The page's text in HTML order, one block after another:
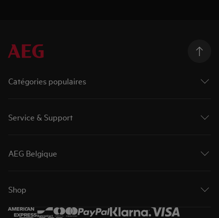
Catégories populaires
Service & Support
AEG Belgique
Shop